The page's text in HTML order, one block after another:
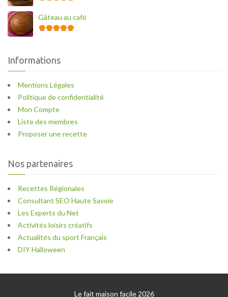
Gâteau au café
Informations
Mentions Légales
Politique de confidentialité
Mon Compte
Liste des membres
Proposer une recette
Nos partenaires
Recettes Régionales
Consultant SEO Haute Savoie
Les Experts du Net
Activités loisirs créatifs
Actualités du sport Français
DIY Halloween
Le fait maison facile 2026